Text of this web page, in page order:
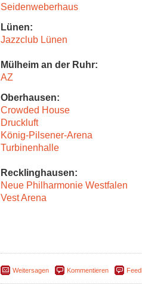
Seidenweberhaus
Lünen:
Jazzclub Lünen
Mülheim an der Ruhr:
AZ
Oberhausen:
Crowded House
Druckluft
König-Pilsener-Arena
Turbinenhalle
Recklinghausen:
Neue Philharmonie Westfalen
Vest Arena
Weitersagen Kommentieren